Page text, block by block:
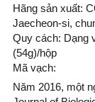
Hãng sản xuất:
Jaecheon-si,
Quy cách: Dạng
(54g)/hộp
Mã vạch:
Năm 2016, một